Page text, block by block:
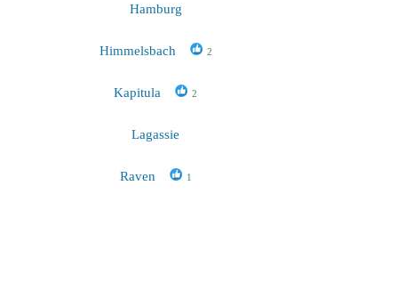
Hamburg
Himmelsbach 2
Kapitula 2
Lagassie
Raven 1